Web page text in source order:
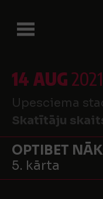
14 AUG2021
Upesciema
Skatītāju
OPTIBET
5. kārta